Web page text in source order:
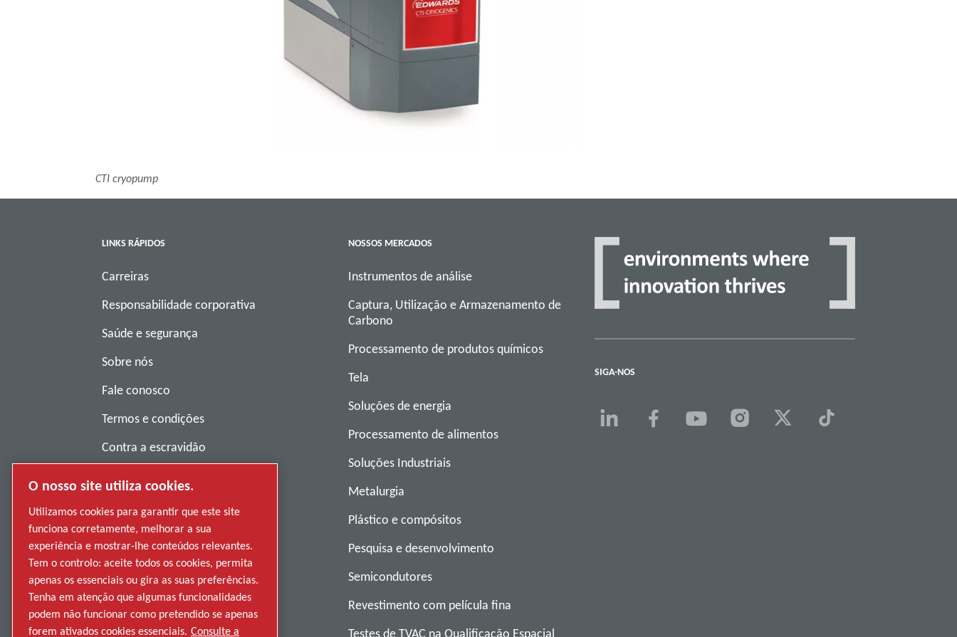
CTI cryopump
LINKS RÁPIDOS
Carreiras
Responsabilidade corporativa
Saúde e segurança
Sobre nós
Fale conosco
Termos e condições
Contra a escravidão
Denunciar má conduta
Fornecedores
Acessibilidade
NOSSOS MERCADOS
Instrumentos de análise
Captura, Utilização e Armazenamento de
Carbono
Processamento de produtos químicos
Tela
Soluções de energia
Processamento de alimentos
Soluções Industriais
Metalurgia
Plástico e compósitos
Pesquisa e desenvolvimento
Semicondutores
Revestimento com película fina
Testes de TVAC na Qualificação Espacial
SIGA-NOS
O nosso site utiliza cookies.
Utilizamos cookies para garantir que este site
funciona corretamente, melhorar a sua
experiência e mostrar-lhe conteúdos relevantes.
Tem o controlo: aceite todos os cookies, permita
apenas os essenciais ou gira as suas preferências.
Tenha em atenção que algumas funcionalidades
podem não funcionar como pretendido se apenas
forem ativados cookies essenciais. Consulte a